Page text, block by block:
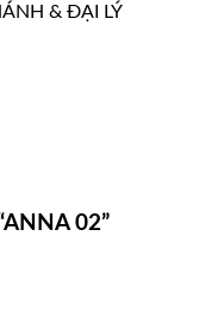
& ĐẠI LÝ
02”